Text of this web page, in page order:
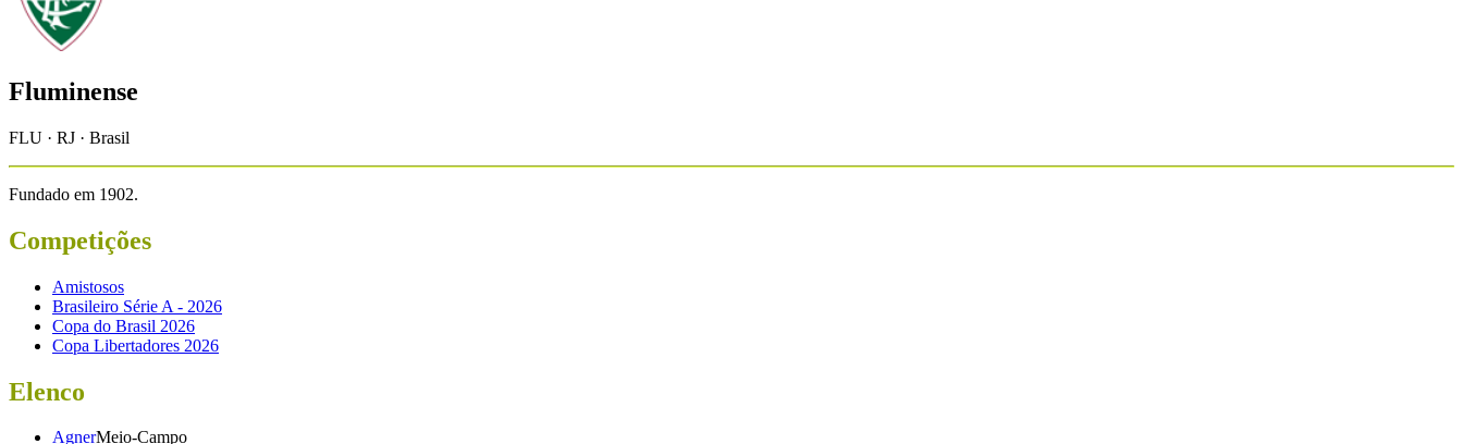
Fluminense
FLU · RJ · Brasil
Fundado em 1902.
Competições
Amistosos
Brasileiro Série A - 2026
Copa do Brasil 2026
Copa Libertadores 2026
Elenco
AgnerMeio-Campo